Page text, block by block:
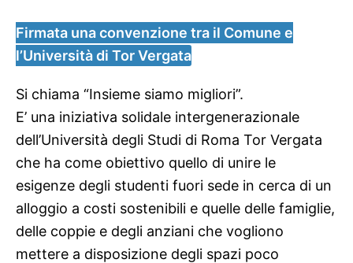
Firmata una convenzione tra il Comune e
l’Università di Tor Vergata
Si chiama “Insieme siamo migliori”.
E’ una iniziativa solidale intergenerazionale
dell’Università degli Studi di Roma Tor Vergata
che ha come obiettivo quello di unire le
esigenze degli studenti fuori sede in cerca di un
alloggio a costi sostenibili e quelle delle famiglie,
delle coppie e degli anziani che vogliono
mettere a disposizione degli spazi poco